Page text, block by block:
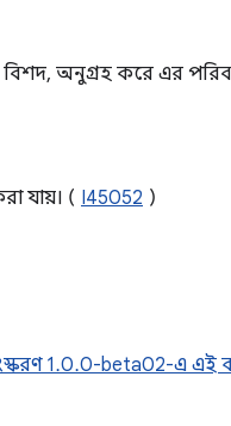
অনুগ্রহ করে এর
যায়। ( I45052 )
1.0.0-beta02-এ এই